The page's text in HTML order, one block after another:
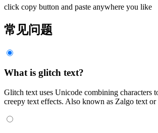
click copy button and paste anywhere you like
常见问题
What is glitch text?
Glitch text uses Unicode combining characters
creepy text effects. Also known as Zalgo text or